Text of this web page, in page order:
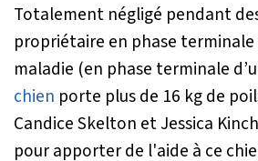
Totalement négligé pendant
propriétaire en phase
maladie (en phase terminale
chien porte plus de 16 kg de
Candice Skelton et Jessica
pour apporter de l'aide à ce